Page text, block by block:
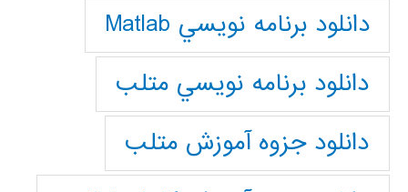
دانلود برنامه نويسي Matlab
دانلود برنامه نويسي متلب
دانلود جزوه آموزش متلب